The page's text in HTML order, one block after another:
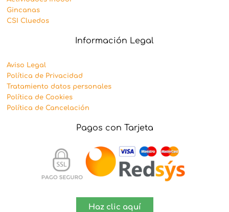
Gincanas
CSI Cluedos
Información Legal
Aviso Legal
Política de Privacidad
Tratamiento datos personales
Política de Cookies
Política de Cancelación
Pagos con Tarjeta
Haz clic aquí